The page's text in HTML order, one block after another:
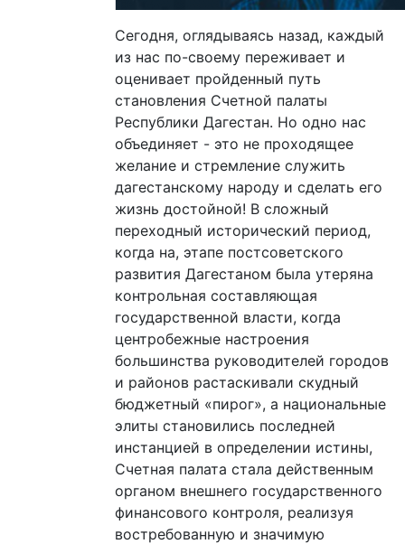
Сегодня, оглядываясь назад, каждый
из нас по-своему переживает и
оценивает пройденный путь
становления Счетной палаты
Республики Дагестан. Но одно нас
объединяет - это не проходящее
желание и стремление служить
дагестанскому народу и сделать его
жизнь достойной! В сложный
переходный исторический период,
когда на, этапе постсоветского
развития Дагестаном была утеряна
контрольная составляющая
государственной власти, когда
центробежные настроения
большинства руководителей городов
и районов растаскивали скудный
бюджетный «пирог», а национальные
элиты становились последней
инстанцией в определении истины,
Счетная палата стала действенным
органом внешнего государственного
финансового контроля, реализуя
востребованную и значимую